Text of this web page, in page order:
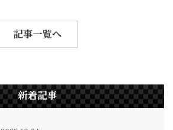
記事一覧へ
新着記事